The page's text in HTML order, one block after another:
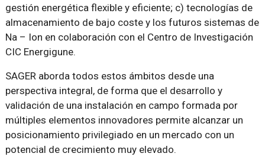
gestión energética flexible y eficiente; c) tecnologías de
almacenamiento de bajo coste y los futuros sistemas de
Na – Ion en colaboración con el Centro de Investigación
CIC Energigune.
SAGER aborda todos estos ámbitos desde una
perspectiva integral, de forma que el desarrollo y
validación de una instalación en campo formada por
múltiples elementos innovadores permite alcanzar un
posicionamiento privilegiado en un mercado con un
potencial de crecimiento muy elevado.